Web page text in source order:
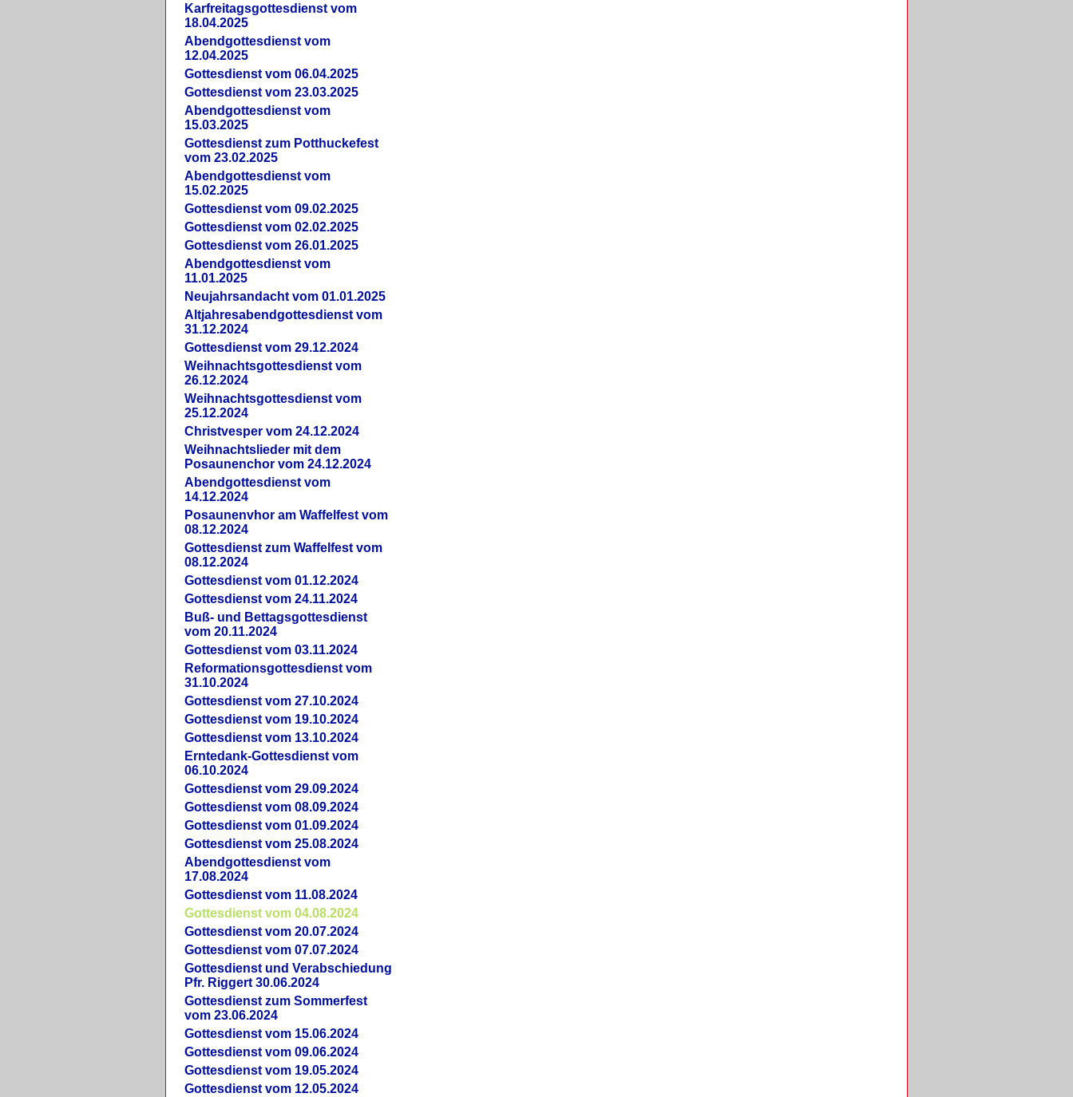
Karfreitagsgottesdienst vom
18.04.2025
Abendgottesdienst vom
12.04.2025
Gottesdienst vom 06.04.2025
Gottesdienst vom 23.03.2025
Abendgottesdienst vom
15.03.2025
Gottesdienst zum Potthuckefest
vom 23.02.2025
Abendgottesdienst vom
15.02.2025
Gottesdienst vom 09.02.2025
Gottesdienst vom 02.02.2025
Gottesdienst vom 26.01.2025
Abendgottesdienst vom
11.01.2025
Neujahrsandacht vom 01.01.2025
Altjahresabendgottesdienst vom
31.12.2024
Gottesdienst vom 29.12.2024
Weihnachtsgottesdienst vom
26.12.2024
Weihnachtsgottesdienst vom
25.12.2024
Christvesper vom 24.12.2024
Weihnachtslieder mit dem
Posaunenchor vom 24.12.2024
Abendgottesdienst vom
14.12.2024
Posaunenvhor am Waffelfest vom
08.12.2024
Gottesdienst zum Waffelfest vom
08.12.2024
Gottesdienst vom 01.12.2024
Gottesdienst vom 24.11.2024
Buß- und Bettagsgottesdienst
vom 20.11.2024
Gottesdienst vom 03.11.2024
Reformationsgottesdienst vom
31.10.2024
Gottesdienst vom 27.10.2024
Gottesdienst vom 19.10.2024
Gottesdienst vom 13.10.2024
Erntedank-Gottesdienst vom
06.10.2024
Gottesdienst vom 29.09.2024
Gottesdienst vom 08.09.2024
Gottesdienst vom 01.09.2024
Gottesdienst vom 25.08.2024
Abendgottesdienst vom
17.08.2024
Gottesdienst vom 11.08.2024
Gottesdienst vom 04.08.2024
Gottesdienst vom 20.07.2024
Gottesdienst vom 07.07.2024
Gottesdienst und Verabschiedung
Pfr. Riggert 30.06.2024
Gottesdienst zum Sommerfest
vom 23.06.2024
Gottesdienst vom 15.06.2024
Gottesdienst vom 09.06.2024
Gottesdienst vom 19.05.2024
Gottesdienst vom 12.05.2024